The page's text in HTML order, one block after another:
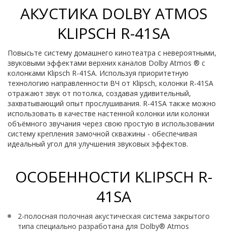
АКУСТИКА DOLBY ATMOS
KLIPSCH R-41SA
Повысьте систему домашнего кинотеатра с невероятными,
звуковыми эффектами верхних каналов Dolby Atmos ® с
колонками Klipsch R-41SA. Используя приоритетную
технологию направленности ВЧ от Klipsch, колонки R-41SA
отражают звук от потолка, создавая удивительный,
захватывающий опыт прослушивания. R-41SA также можно
использовать в качестве настенной колонки или колонки
объёмного звучания через свою простую в использовании
систему крепления замочной скважины - обеспечивая
идеальный угол для улучшения звуковых эффектов.
ОСОБЕННОСТИ KLIPSCH R-
41SA
2-полосная полочная акустическая система закрытого
типа специально разработана для Dolby® Atmos